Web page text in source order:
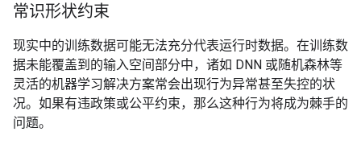
常识形状约束
现实中的训练数据可能无法充分代表运行时数据。在训练数
据未能覆盖到的输入空间部分中，诸如 DNN 或随机森林等
灵活的机器学习解决方案常会出现行为异常甚至失控的状
况。如果有违政策或公平约束，那么这种行为将成为棘手的
问题。